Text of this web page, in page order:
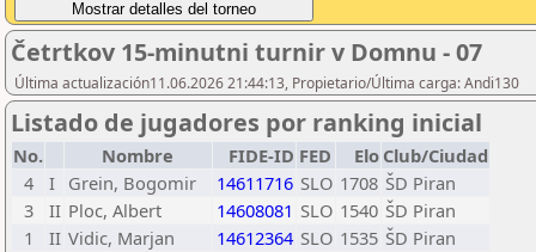
Četrtkov 15-minutni turnir v Domnu - 07
Última actualización11.06.2026 21:44:13, Propietario/Última carga: Andi130
Listado de jugadores por ranking inicial
No. Nombre FIDE-ID FED Elo Club/Ciudad
4
I Grein, Bogomir 14611716 SLO 1708 ŠD Piran
3
II Ploc, Albert 14608081 SLO 1540 ŠD Piran
1
II Vidic, Marjan 14612364 SLO 1535 ŠD Piran